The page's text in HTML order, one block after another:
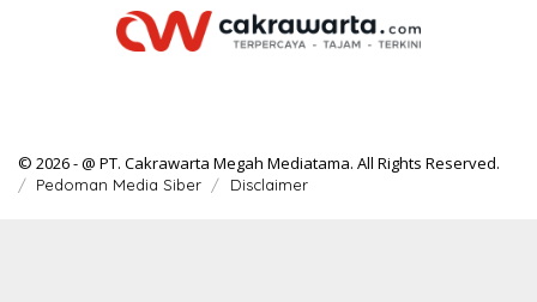
© 2026 - @ PT. Cakrawarta Megah Mediatama. All Rights Reserved.
Pedoman Media Siber Disclaimer